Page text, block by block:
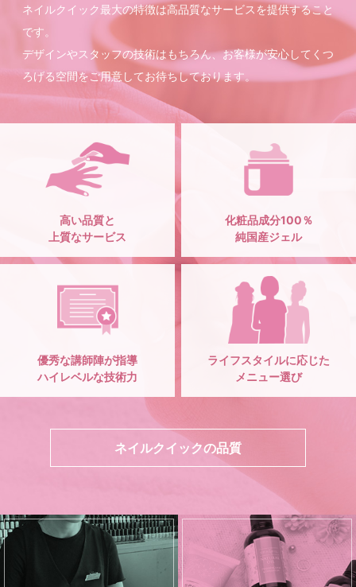
ネイルクイック最大の特徴は高品質なサービスを提供すること
です。
デザインやスタッフの技術はもちろん、お客様が安心してくつ
ろげる空間をご用意してお待ちしております。
高い品質と
上質なサービス
化粧品成分100％
純国産ジェル
優秀な講師陣が指導
ハイレベルな技術力
ライフスタイルに応じた
メニュー選び
ネイルクイックの品質